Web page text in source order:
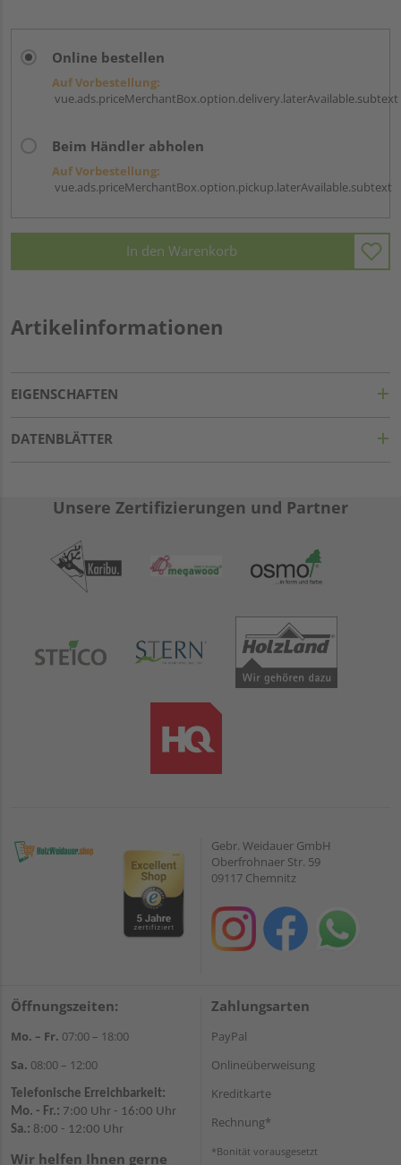
Online bestellen
Auf Vorbestellung:
vue.ads.priceMerchantBox.option.delivery.laterAvailable.subtext
Beim Händler abholen
Auf Vorbestellung:
vue.ads.priceMerchantBox.option.pickup.laterAvailable.subtext
In den Warenkorb
Artikelinformationen
EIGENSCHAFTEN
DATENBLÄTTER
Unsere Zertifizierungen und Partner
Gebr. Weidauer GmbH
Oberfrohnaer Str. 59
09117 Chemnitz
Öffnungszeiten:
Mo. – Fr. 07:00 – 18:00
Sa. 08:00 – 12:00
Telefonische Erreichbarkeit:
Mo. - Fr.: 7:00 Uhr - 16:00 Uhr
Sa.: 8:00 - 12:00 Uhr
Wir helfen Ihnen gerne
Zahlungsarten
PayPal
Onlineüberweisung
Kreditkarte
Rechnung*
*Bonität vorausgesetzt